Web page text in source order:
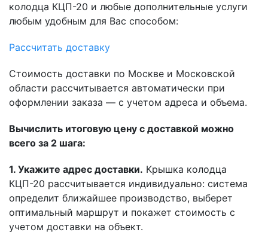
колодца КЦП-20 и любые дополнительные услуги
любым удобным для Вас способом:
Рассчитать доставку
Стоимость доставки по Москве и Московской
области рассчитывается автоматически при
оформлении заказа — с учетом адреса и объема.
Вычислить итоговую цену с доставкой можно
всего за 2 шага:
1. Укажите адрес доставки. Крышка колодца
КЦП-20 рассчитывается индивидуально: система
определит ближайшее производство, выберет
оптимальный маршрут и покажет стоимость с
учетом доставки на объект.